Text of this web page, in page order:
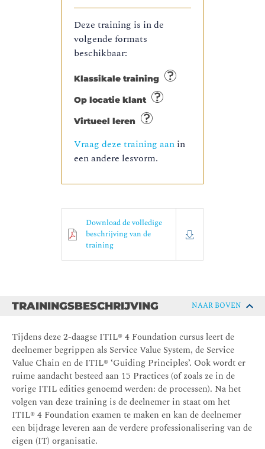
Deze training is in de
volgende formats
beschikbaar:
Klassikale training
Op locatie klant
Virtueel leren
Vraag deze training aan in
een andere lesvorm.
Download de volledige
beschrijving van de
training
TRAININGSBESCHRIJVING NAAR BOVEN
Tijdens deze 2-daagse ITIL® 4 Foundation cursus leert de
deelnemer begrippen als Service Value System, de Service
Value Chain en de ITIL® ‘Guiding Principles’. Ook wordt er
ruime aandacht besteed aan 15 Practices (of zoals ze in de
vorige ITIL edities genoemd werden: de processen). Na het
volgen van deze training is de deelnemer in staat om het
ITIL® 4 Foundation examen te maken en kan de deelnemer
een bijdrage leveren aan de verdere professionalisering van de
eigen (IT) organisatie.